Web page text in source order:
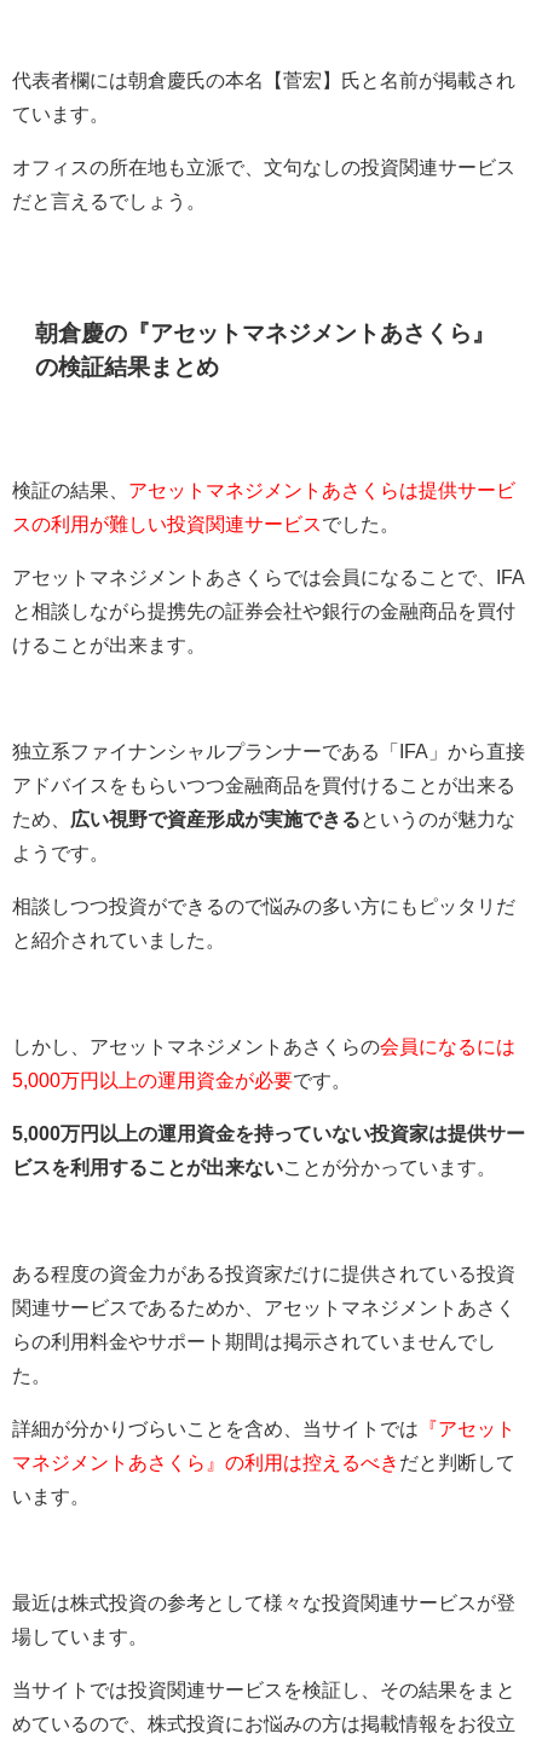
代表者欄には朝倉慶氏の本名【菅宏】氏と名前が掲載され
ています。
オフィスの所在地も立派で、文句なしの投資関連サービス
だと言えるでしょう。
朝倉慶の『アセットマネジメントあさくら』
の検証結果まとめ
検証の結果、 アセットマネジメントあさくらは提供サービ
スの利用が難しい投資関連サービス でした。
アセットマネジメントあさくらでは会員になることで、IFA
と相談しながら提携先の証券会社や銀行の金融商品を買付
けることが出来ます。
独立系ファイナンシャルプランナーである「IFA」から直接
アドバイスをもらいつつ金融商品を買付けることが出来る
ため、
広い視野で資産形成が実施できる というのが魅力な
ようです。
相談しつつ投資ができるので悩みの多い方にもピッタリだ
と紹介されていました。
しかし、アセットマネジメントあさくらの会員になるには
5,000万円以上の運用資金が必要です。
5,000万円以上の運用資金を持っていない投資家は提供サー
ビスを利用することが出来ない ことが分かっています。
ある程度の資金力がある投資家だけに提供されている投資
関連サービスであるためか、アセットマネジメントあさく
らの利用料金やサポート期間は掲示されていませんでし
た。
詳細が分かりづらいことを含め、当サイトでは 『アセット
マネジメントあさくら』の利用は控えるべき だと判断して
います。
最近は株式投資の参考として様々な投資関連サービスが登
場しています。
当サイトでは投資関連サービスを検証し、その結果をまと
めているので、株式投資にお悩みの方は掲載情報をお役立